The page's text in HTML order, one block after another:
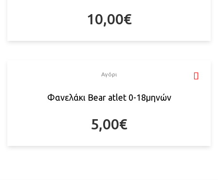
10,00€
Αγόρι
Φανελάκι Bear atlet 0-18μηνών
5,00€